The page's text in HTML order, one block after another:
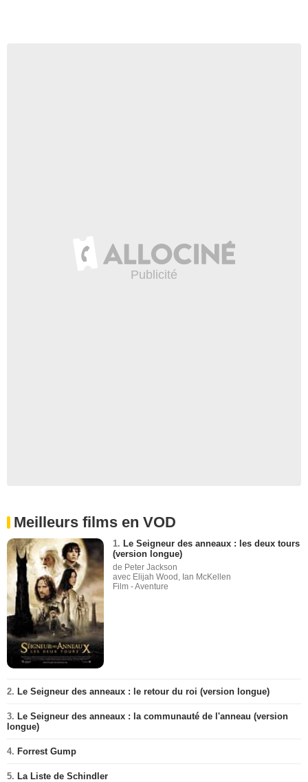
Meilleurs films en VOD
1. Le Seigneur des anneaux : les deux tours
(version longue)
de Peter Jackson
avec Elijah Wood, Ian McKellen
Film - Aventure
2. Le Seigneur des anneaux : le retour du roi (version longue)
3. Le Seigneur des anneaux : la communauté de l'anneau (version
longue)
4. Forrest Gump
5. La Liste de Schindler